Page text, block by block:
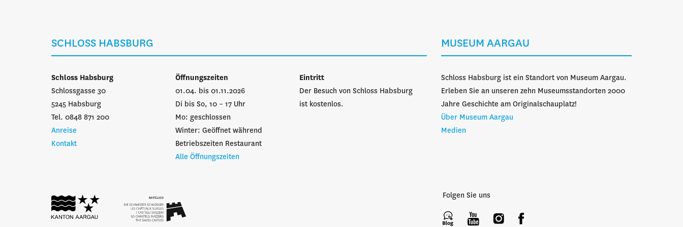
SCHLOSS HABSBURG MUSEUM AARGAU
Schloss Habsburg
Schlossgasse 30
5245 Habsburg
Tel. 0848 871 200
Anreise
Kontakt
Öffnungszeiten
01.04. bis 01.11.2026
Di bis So, 10 – 17 Uhr
Mo: geschlossen
Winter: Geöffnet während
Betriebszeiten Restaurant
Alle Öffnungszeiten
Eintritt
Der Besuch von Schloss Habsburg
ist kostenlos.
Schloss Habsburg ist ein Standort von Museum Aargau.
Erleben Sie an unseren zehn Museumsstandorten 2000
Jahre Geschichte am Originalschauplatz!
Über Museum Aargau
Medien
Folgen Sie uns